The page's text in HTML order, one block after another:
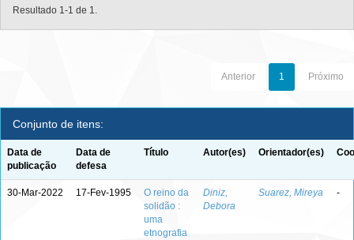
Resultado 1-1 de 1.
Anterior 1 Próximo
Conjunto de itens:
Data de
publicação
Data de
defesa
Título Autor(es) Orientador(es)
30-Mar-2022 17-Fev-1995
O reino da
solidão :
uma
etnografia
Diniz,
Debora
Suarez, Mireya -